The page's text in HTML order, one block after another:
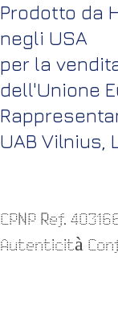
CPNP Ref.
Autenticità
Prodotto da
negli USA
per la
dell'Unione
UAB Vilnius,